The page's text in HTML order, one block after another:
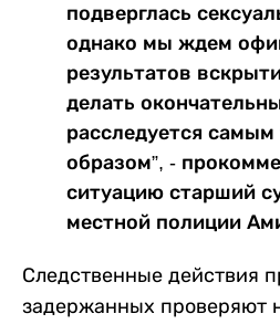
подверглась
однако мы ждем
результатов
делать
расследуется
образом”, -
ситуацию старший
местной полиции
Следственные действия
задержанных проверяют